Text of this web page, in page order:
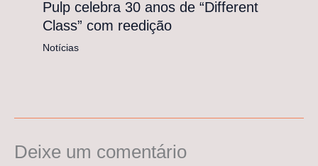
Pulp celebra 30 anos de “Different
Class” com reedição
Notícias
Deixe um comentário